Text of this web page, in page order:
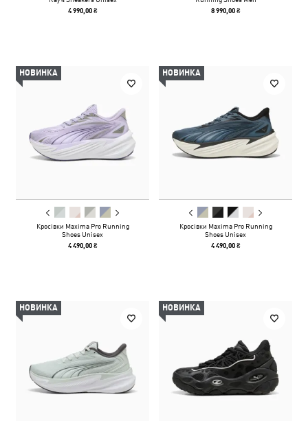
4 990,00 ₴ 8 990,00 ₴
НОВИНКА
Кросівки Maxima Pro Running
Shoes Unisex
4 490,00 ₴
НОВИНКА
Кросівки Maxima Pro Running
Shoes Unisex
4 490,00 ₴
НОВИНКА НОВИНКА